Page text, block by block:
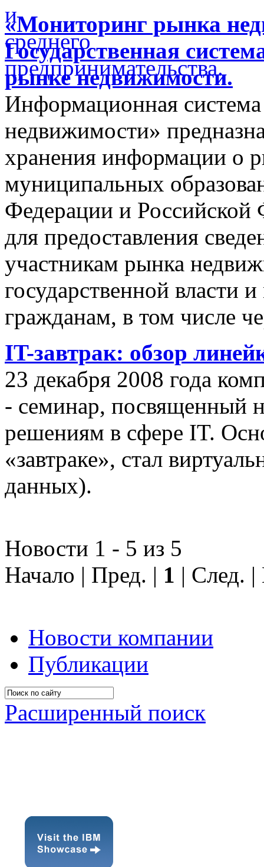
«Мониторинг рынка
Государственная
рынке недвижимости.
Информационная
недвижимости»
хранения информации о
муниципальных
Федерации и Российской
для предоставления
участникам рынка
государственной власти
гражданам, в том числе
IT-завтрак: обзор
23 декабря 2008 года
- семинар, посвященный
решениям в сфере IT.
«завтраке», стал
данных).
Новости 1 - 5 из 5
Начало | Пред. | 1 | След.
Новости компании
Публикации
Расширенный поиск